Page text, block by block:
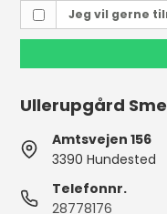
Jeg vil gerne
Ullerupgård
Amtsvejen 156
3390 Hundested
Telefonnr.
28778176